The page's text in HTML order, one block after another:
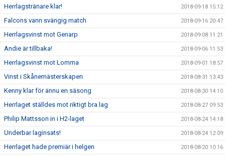
Herrlagstränare klar! 2018-09-18 15:12
Falcons vann svängig match 2018-09-16 20:47
Herrlagsvinst mot Genarp 2018-09-08 11:21
Andie är tillbaka! 2018-09-06 11:53
Herrlagsvinst mot Lomma 2018-09-01 18:57
Vinst i Skånemästerskapen 2018-08-31 13:43
Kenny klar för ännu en säsong 2018-08-30 14:10
Herrlaget ställdes mot riktigt bra lag 2018-08-27 09:53
Philip Mattsson in i H2-laget 2018-08-24 14:18
Underbar laginsats! 2018-08-24 12:09
Herrlaget hade premiär i helgen 2018-08-20 10:16